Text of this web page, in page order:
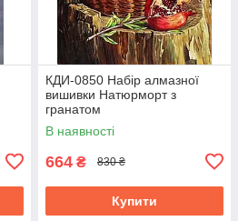
КДИ-0850 Набір алмазної
вишивки Натюрморт з
гранатом
В наявності
664 ₴ 830 ₴
Купити